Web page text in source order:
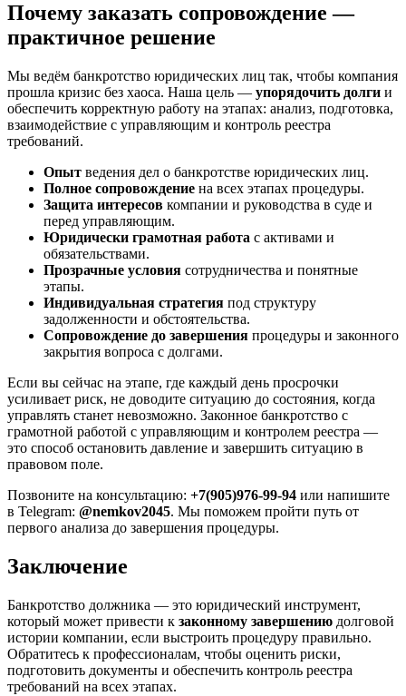
Почему заказать сопровождение —
практичное решение
Мы ведём банкротство юридических лиц так, чтобы компания
прошла кризис без хаоса. Наша цель — упорядочить долги и
обеспечить корректную работу на этапах: анализ, подготовка,
взаимодействие с управляющим и контроль реестра
требований.
Опыт ведения дел о банкротстве юридических лиц.
Полное сопровождение на всех этапах процедуры.
Защита интересов компании и руководства в суде и
перед управляющим.
Юридически грамотная работа с активами и
обязательствами.
Прозрачные условия сотрудничества и понятные
этапы.
Индивидуальная стратегия под структуру
задолженности и обстоятельства.
Сопровождение до завершения процедуры и законного
закрытия вопроса с долгами.
Если вы сейчас на этапе, где каждый день просрочки
усиливает риск, не доводите ситуацию до состояния, когда
управлять станет невозможно. Законное банкротство с
грамотной работой с управляющим и контролем реестра —
это способ остановить давление и завершить ситуацию в
правовом поле.
Позвоните на консультацию: +7(905)976-99-94 или напишите
в Telegram: @nemkov2045. Мы поможем пройти путь от
первого анализа до завершения процедуры.
Заключение
Банкротство должника — это юридический инструмент,
который может привести к законному завершению долговой
истории компании, если выстроить процедуру правильно.
Обратитесь к профессионалам, чтобы оценить риски,
подготовить документы и обеспечить контроль реестра
требований на всех этапах.